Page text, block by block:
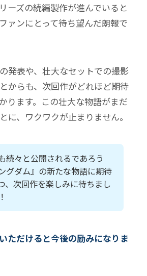
ーズの続編製作が進んでいると
ァンにとって待ち望んだ朗報で
発表や、壮大なセットでの撮影
からも、次回作がどれほど期待
ります。この壮大な物語がまだ
に、ワクワクが止まりません。
続々と公開されるであろう
グダム』の新たな物語に期待
、次回作を楽しみに待ちまし
ただけると今後の励みになりま